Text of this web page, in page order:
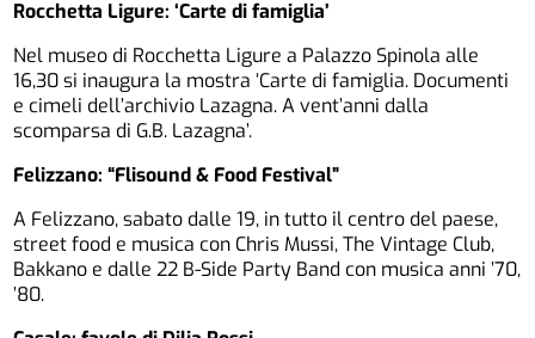
Rocchetta Ligure: ‘Carte di famiglia’
Nel museo di Rocchetta Ligure a Palazzo Spinola alle
16,30 si inaugura la mostra ‘Carte di famiglia. Documenti
e cimeli dell’archivio Lazagna. A vent’anni dalla
scomparsa di G.B. Lazagna’.
Felizzano: “Flisound & Food Festival”
A Felizzano, sabato dalle 19, in tutto il centro del paese,
street food e musica con Chris Mussi, The Vintage Club,
Bakkano e dalle 22 B-Side Party Band con musica anni ’70,
’80.